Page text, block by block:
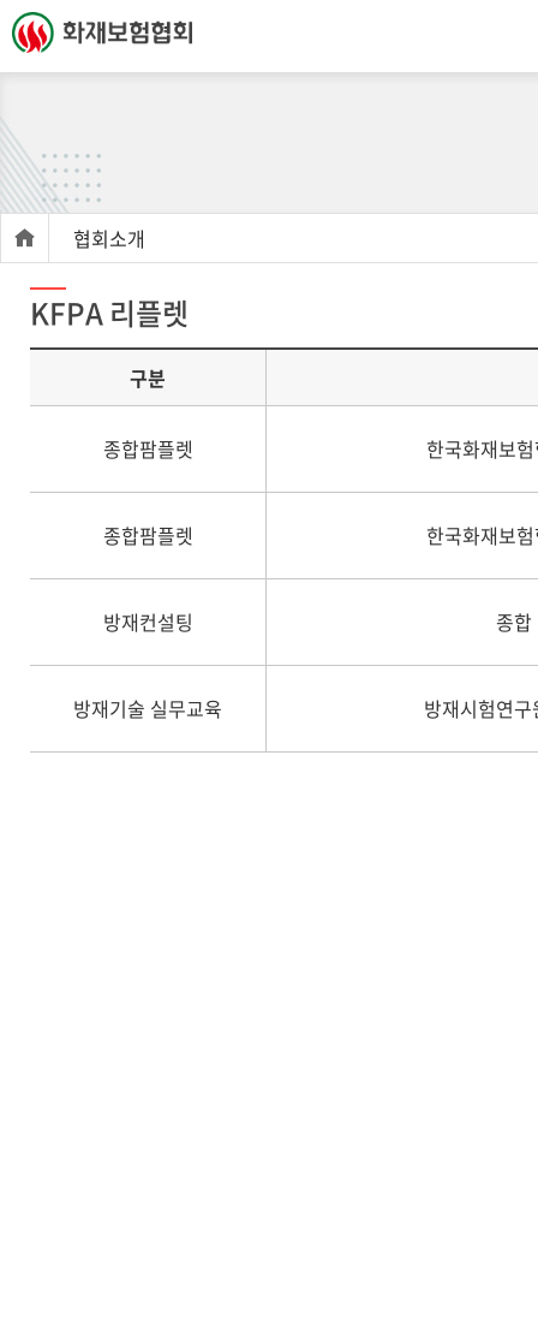
협회소개
KFPA 리플렛
구분
종합팜플렛 한국화재보
종합팜플렛 한국화재보
방재컨설팅 종합
방재기술 실무교육 방재시험연